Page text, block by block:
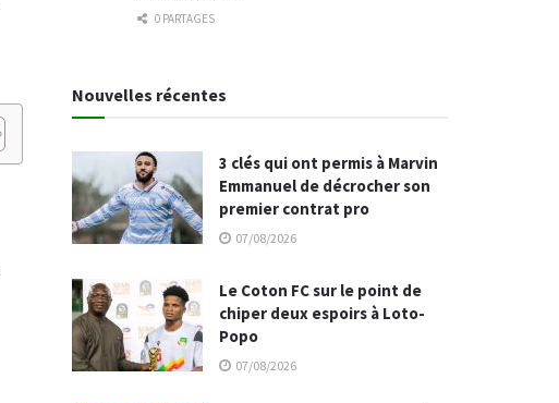
0 PARTAGES
Nouvelles récentes
3 clés qui ont permis à Marvin
Emmanuel de décrocher son
premier contrat pro
07/08/2026
Le Coton FC sur le point de
chiper deux espoirs à Loto-
Popo
07/08/2026